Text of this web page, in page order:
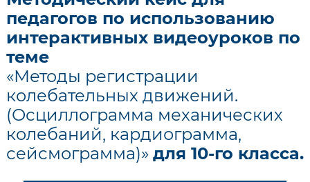
педагогов по использованию
интерактивных видеоуроков по
теме
«Методы регистрации
колебательных движений.
(Осциллограмма механических
колебаний, кардиограмма,
сейсмограмма)» для 10-го класса.